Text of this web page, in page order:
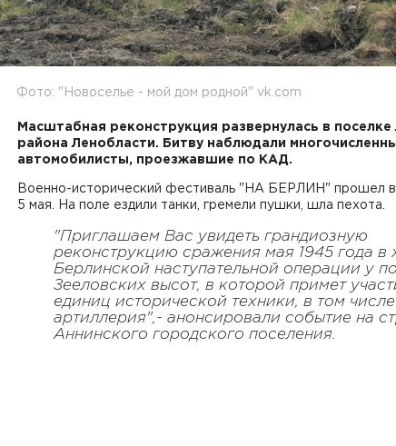
Фото: "Новоселье - мой дом родной" vk.com
Масштабная реконструкция развернулась в
района Ленобласти. Битву наблюдали
автомобилисты, проезжавшие по КАД.
Военно-исторический фестиваль "НА БЕРЛИН" прошел в
5 мая. На поле ездили танки, гремели пушки, шла пехота.
"Приглашаем Вас увидеть грандиозную
реконструкцию сражения мая 1945 года в
Берлинской наступательной операции у
Зееловских высот, в которой примет
единиц исторической техники, в том
артиллерия",- анонсировали событие на
Аннинского городского поселения.